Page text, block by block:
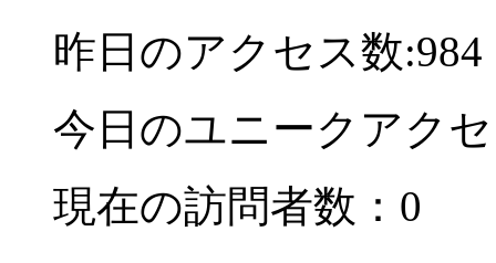
昨日のアクセス数:984
今日のユニークアク
現在の訪問者数：0